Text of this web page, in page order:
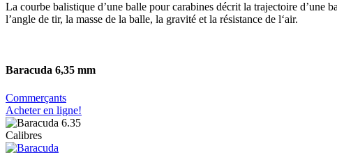
La courbe balistique d’une balle pour carabines décrit la trajectoire d’une
l’angle de tir, la masse de la balle, la gravité et la résistance de l‘air.
Baracuda 6,35 mm
Commerçants
Acheter en ligne!
Calibres